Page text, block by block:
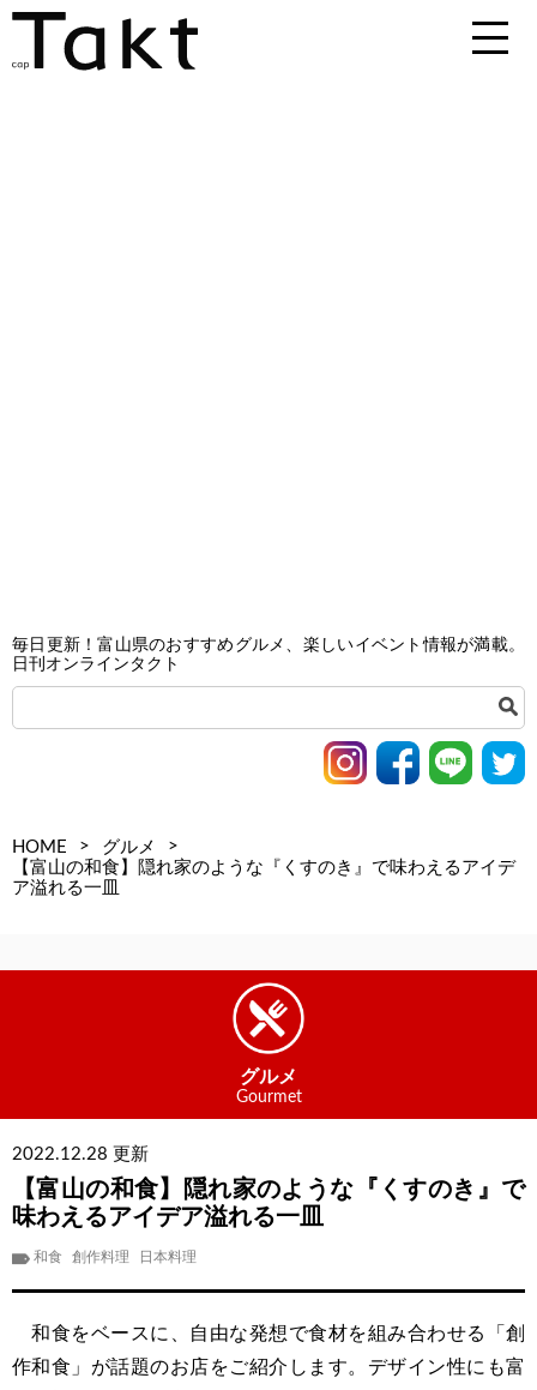
毎日更新！富山県のおすすめグルメ、楽しいイベント情報が満載。
日刊オンラインタクト
HOME > グルメ
>
【富山の和食】隠れ家のような『くすのき』で味わえるアイデ
ア溢れる一皿
グルメ
Gourmet
2022.12.28 更新
【富山の和食】隠れ家のような『くすのき』で
味わえるアイデア溢れる一皿
和食 創作料理 日本料理
和食をベースに、自由な発想で食材を組み合わせる「創
作和食」が話題のお店をご紹介します。デザイン性にも富